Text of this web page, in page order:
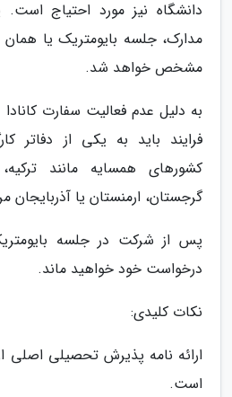
دانشگاه نیز مورد احتیاج
مدارک، جلسه بایومتریک یا
مشخص خواهد شد.
به دلیل عدم فعالیت سفارت کانادا
کشورهای همسایه مانند
گرجستان، ارمنستان یا آذربایجان
پس از شرکت در جلسه
درخواست خود خواهید ماند.
نکات کلیدی:
ارائه نامه پذیرش تحصیلی اصلی
است.